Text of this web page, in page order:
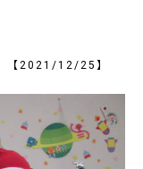
【2021/12/25】